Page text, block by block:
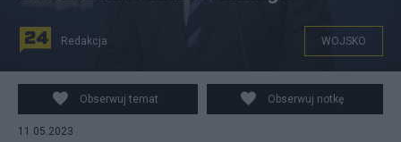
(Szef MON Mariusz Błaszczak. Fot. PAP/Tomasz Gzell)
Redakcja WOJSKO
Obserwuj temat Obserwuj notkę
11.05.2023